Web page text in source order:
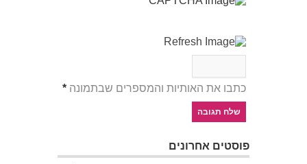
כתבו את האותיות והמספרים שבתמונה *
פוסטים אחרונים